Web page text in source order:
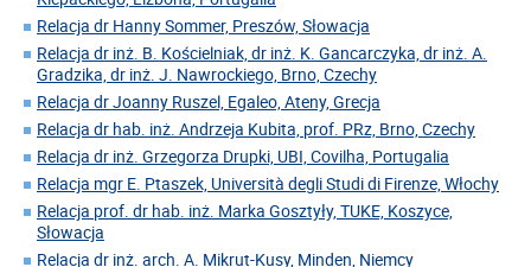
Relacja dr Hanny Sommer, Preszów, Słowacja
Relacja dr inż. B. Kościelniak, dr inż. K. Gancarczyka, dr inż. A.
Gradzika, dr inż. J. Nawrockiego, Brno, Czechy
Relacja dr Joanny Ruszel, Egaleo, Ateny, Grecja
Relacja dr hab. inż. Andrzeja Kubita, prof. PRz, Brno, Czechy
Relacja dr inż. Grzegorza Drupki, UBI, Covilha, Portugalia
Relacja mgr E. Ptaszek, Università degli Studi di Firenze, Włochy
Relacja prof. dr hab. inż. Marka Gosztyły, TUKE, Koszyce,
Słowacja
Relacja dr inż. arch. A. Mikrut-Kusy, Minden, Niemcy